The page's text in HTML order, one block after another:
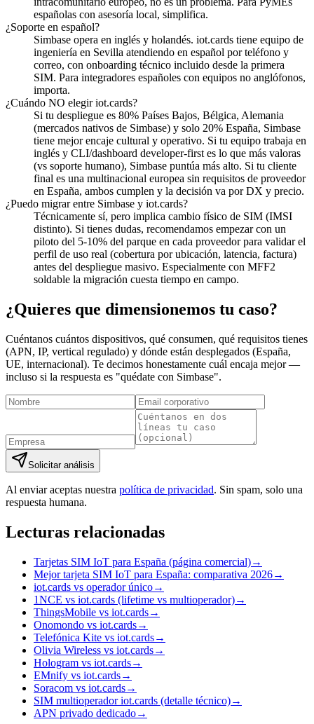
españolas con asesoría local, simplifica.
¿Soporte en español?
Simbase opera en inglés y holandés. iot.cards tiene equipo de
ingeniería en Sevilla atendiendo en español por teléfono y
correo, con onboarding técnico incluido desde la primera
SIM. Para integradores españoles con equipos no anglófonos,
importa.
¿Cuándo NO elegir iot.cards?
Si tu despliegue es 80% Países Bajos, Bélgica, Alemania
(mercados nativos de Simbase) y solo 20% España, Simbase
tiene mejor encaje cultural y operativo. Si tu equipo trabaja en
inglés y CLI/dashboard developer-first es lo que más valoras
(vs soporte humano), Simbase puntúa más alto. Si tu cliente
final es una multinacional europea sin requisitos de proveedor
en España, ambos cumplen y la decisión va por DX y precio.
¿Puedo migrar entre Simbase y iot.cards?
Técnicamente sí, pero implica cambio físico de SIM (IMSI
distinto). Si tienes dudas, recomendamos empezar con un
piloto del 5-10% del parque en cada proveedor para validar el
perfil de uso real (cobertura por ubicación, latencia, factura)
antes del despliegue masivo. Especialmente con MFF2
soldable la migración cuesta tiempo en campo.
¿Quieres que dimensionemos tu caso?
Cuéntanos cuántos dispositivos, qué consumen, qué requisitos tienes
(APN, IP, vertical regulado) y dónde están desplegados (España,
UE, internacional). Te decimos honestamente cuál encaja mejor —
incluso si la respuesta es "quédate con Simbase".
Solicitar análisis
Al enviar aceptas nuestra política de privacidad. Sin spam, solo una
respuesta humana.
Lecturas relacionadas
Tarjetas SIM IoT para España (página comercial)→
Mejor tarjeta SIM IoT para España: comparativa 2026→
iot.cards vs operador único→
1NCE vs iot.cards (lifetime vs multioperador)→
ThingsMobile vs iot.cards→
Onomondo vs iot.cards→
Telefónica Kite vs iot.cards→
Olivia Wireless vs iot.cards→
Hologram vs iot.cards→
EMnify vs iot.cards→
Soracom vs iot.cards→
SIM multioperador iot.cards (detalle técnico)→
APN privado dedicado→